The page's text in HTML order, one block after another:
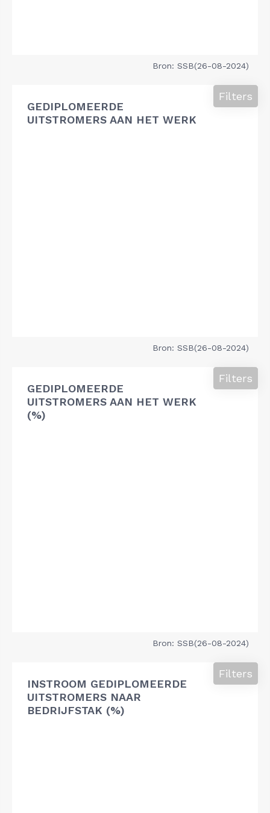
Bron: SSB(26-08-2024)
GEDIPLOMEERDE
UITSTROMERS AAN HET WERK
Filters
Bron: SSB(26-08-2024)
GEDIPLOMEERDE
UITSTROMERS AAN HET WERK
(%)
Filters
Bron: SSB(26-08-2024)
INSTROOM GEDIPLOMEERDE
UITSTROMERS NAAR
BEDRIJFSTAK (%)
Filters